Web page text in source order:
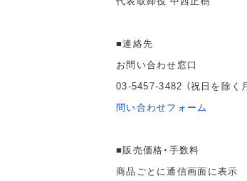
■連絡先
お問い合わせ窓口
03-5457-3482 （祝日を除く
問い合わせフォーム
■販売価格・手数料
商品ごとに通信画面に表示